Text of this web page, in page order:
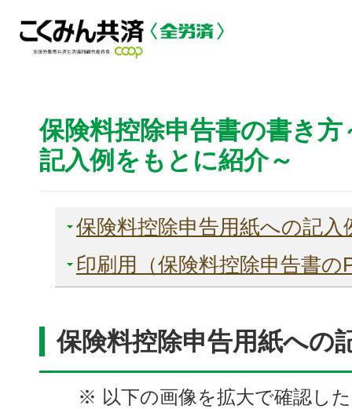
保険料控除申告書の書き
記入例をもとに紹介～
保険料控除申告用紙への記入
印刷用（保険料控除申告書の
保険料控除申告用紙への
※ 以下の画像を拡大で確認し